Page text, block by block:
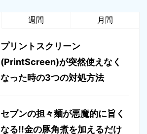
週間 月間
プリントスクリーン
(PrintScreen)が突然使えなく
なった時の3つの対処方法
セブンの担々麺が悪魔的に旨く
なる!!金の豚角煮を加えるだけ